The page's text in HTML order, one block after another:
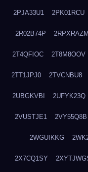
2PJA33U1 2PK01RCU
2R02B74P 2RPXRAZM
2T4QFIOC 2T8M8OOV
2TT1JPJ0 2TVCNBU8
2UBGKVBI 2UFYK23Q
2VUSTJE1 2VY55Q8B
2WGUIKKG
2X7CQ1SY